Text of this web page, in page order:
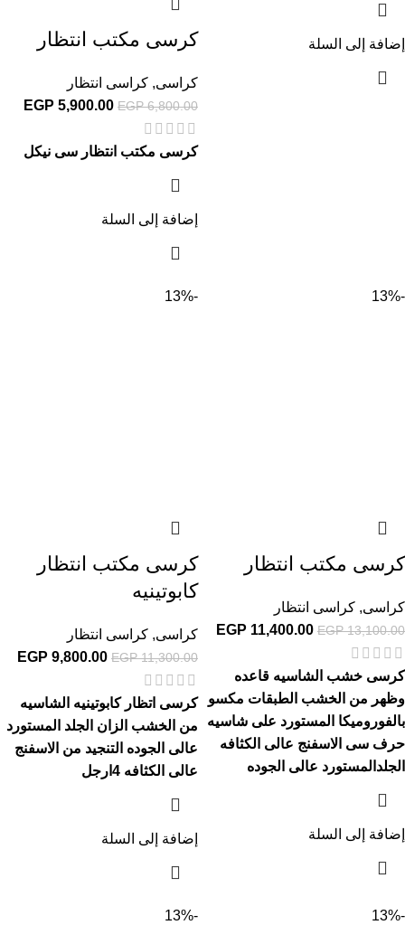
إضافة إلى السلة كرسى مكتب انتظار
كراسى, كراسى انتظار
EGP6,800.00
EGP 5,900.00
كرسى مكتب انتظار سى نيكل
إضافة إلى السلة
-13%
كرسى مكتب انتظار
كراسى, كراسى انتظار
EGP13,100.00
EGP 11,400.00
كرسى خشب الشاسيه قاعده
وظهر من الخشب الطبقات مكسو
بالفوروميكا المستورد على شاسيه
حرف سى الاسفنج عالى الكثافه
الجلدالمستورد عالى الجوده
إضافة إلى السلة
-13%
كرسى مكتب انتظار
كابوتينيه
كراسى, كراسى انتظار
EGP11,300.00
EGP 9,800.00
كرسى اتظار كابوتينيه الشاسيه
من الخشب الزان الجلد المستورد
عالى الجوده التنجيد من الاسفنج
عالى الكثافه 4ارجل
إضافة إلى السلة
-13%
-13%